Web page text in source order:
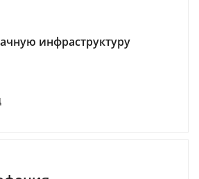
инфраструктуру